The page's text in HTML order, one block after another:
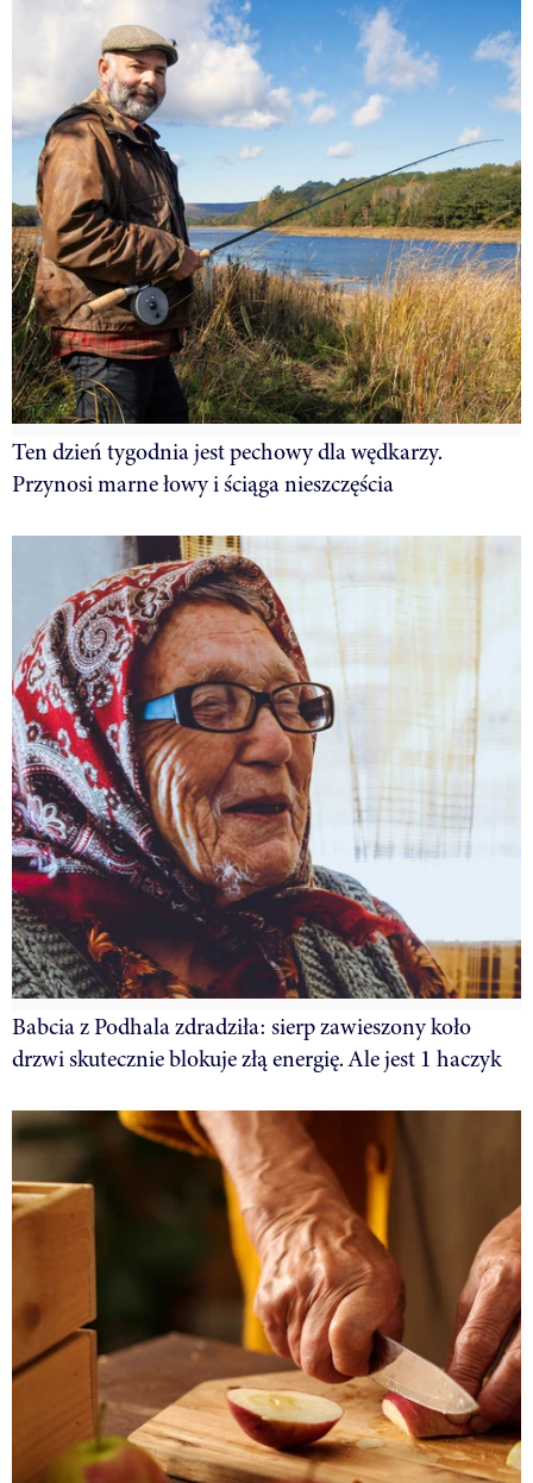
Ten dzień tygodnia jest pechowy dla wędkarzy.
Przynosi marne łowy i ściąga nieszczęścia
Babcia z Podhala zdradziła: sierp zawieszony koło
drzwi skutecznie blokuje złą energię. Ale jest 1 haczyk